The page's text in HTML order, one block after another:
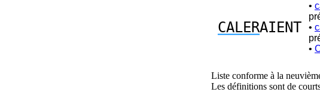
CALERAIENT
•
•
•
Liste conforme à la
Les définitions sont de